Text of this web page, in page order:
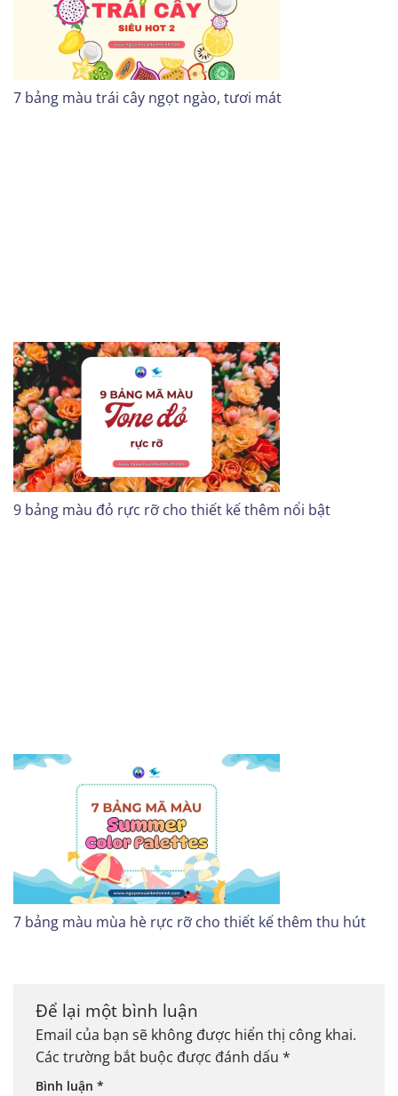
7 bảng màu trái cây ngọt ngào, tươi mát
9 bảng màu đỏ rực rỡ cho thiết kế thêm nổi bật
7 bảng màu mùa hè rực rỡ cho thiết kế thêm thu hút
Để lại một bình luận
Email của bạn sẽ không được hiển thị công khai.
Các trường bắt buộc được đánh dấu *
Bình luận *